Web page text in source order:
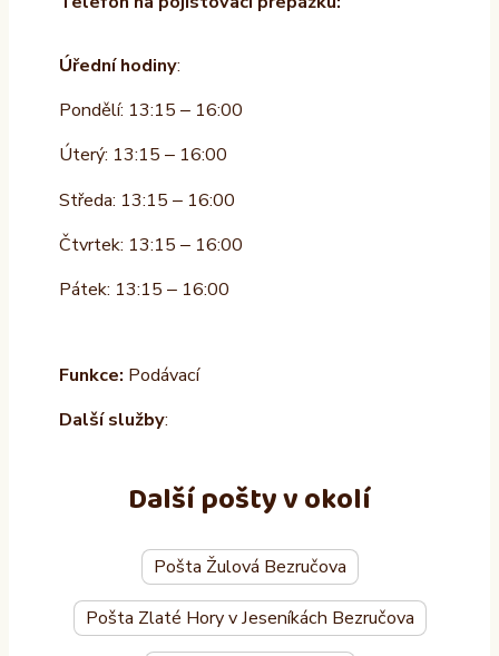
Úřední hodiny:
Pondělí: 13:15 – 16:00
Úterý: 13:15 – 16:00
Středa: 13:15 – 16:00
Čtvrtek: 13:15 – 16:00
Pátek: 13:15 – 16:00
Funkce: Podávací
Další služby:
Další pošty v okolí
Pošta Žulová Bezručova
Pošta Zlaté Hory v Jeseníkách Bezručova